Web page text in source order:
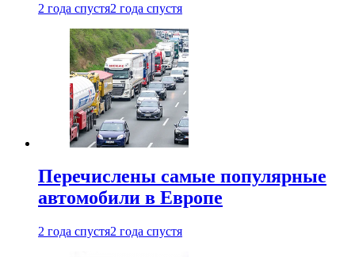
2 года спустя2 года спустя
Перечислены самые популярные
автомобили в Европе
2 года спустя2 года спустя